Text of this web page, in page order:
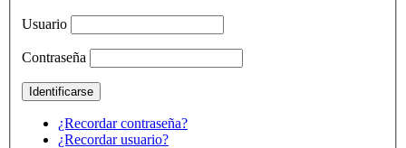
Usuario
Contraseña
¿Recordar contraseña?
¿Recordar usuario?